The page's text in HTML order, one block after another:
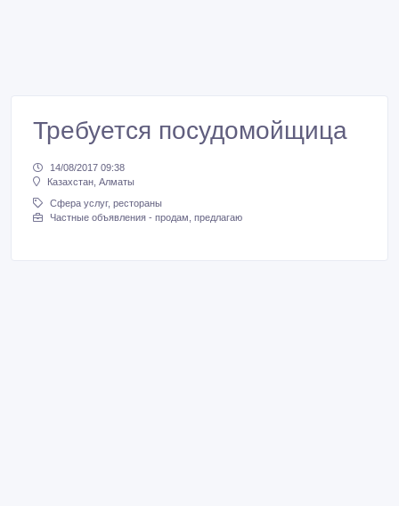
Требуется посудомойщица
14/08/2017 09:38
Казахстан, Алматы
Сфера услуг, рестораны
Частные объявления - продам, предлагаю